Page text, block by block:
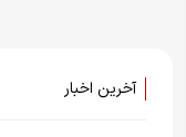
آخرین اخبار